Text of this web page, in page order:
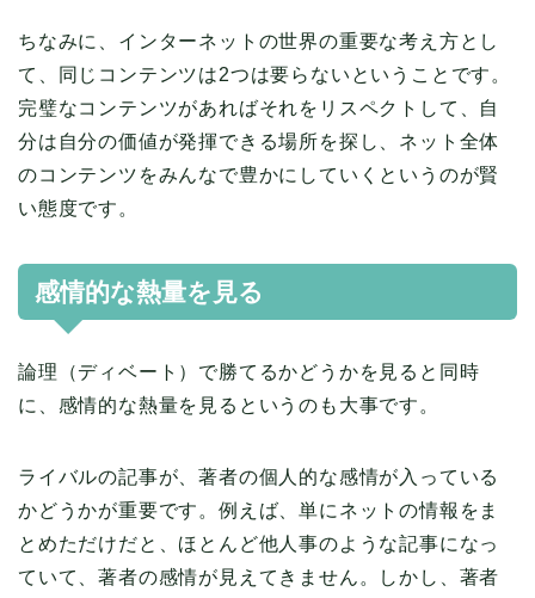
ちなみに、インターネットの世界の重要な考え方とし
て、同じコンテンツは2つは要らないということです。
完璧なコンテンツがあればそれをリスペクトして、自
分は自分の価値が発揮できる場所を探し、ネット全体
のコンテンツをみんなで豊かにしていくというのが賢
い態度です。
感情的な熱量を見る
論理（ディベート）で勝てるかどうかを見ると同時
に、感情的な熱量を見るというのも大事です。
ライバルの記事が、著者の個人的な感情が入っている
かどうかが重要です。例えば、単にネットの情報をま
とめただけだと、ほとんど他人事のような記事になっ
ていて、著者の感情が見えてきません。しかし、著者